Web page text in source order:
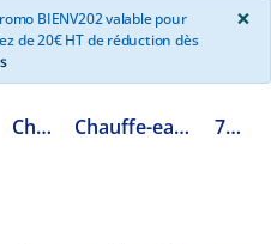
BIENV202 valable pour
de 20€ HT de réduction dès
×
Chauffe eau Chauffe-eau électrique blindé 7788360